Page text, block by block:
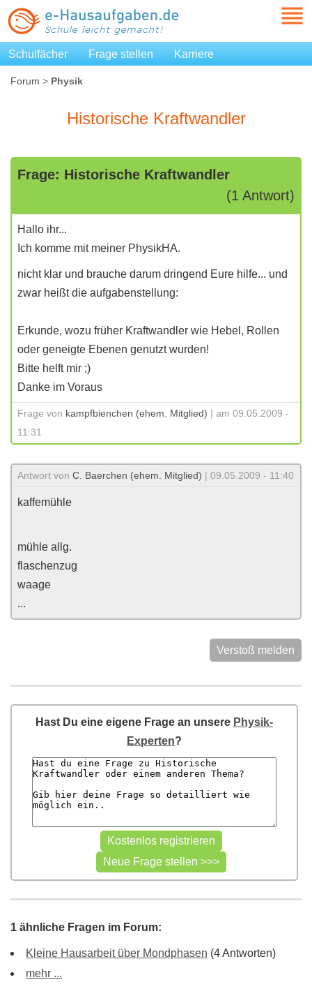
Schulfächer Frage stellen Karriere
Forum > Physik
Historische Kraftwandler
Frage: Historische Kraftwandler
(1 Antwort)
Hallo ihr...
Ich komme mit meiner PhysikHA.
nicht klar und brauche darum dringend Eure hilfe... und
zwar heißt die aufgabenstellung:
Erkunde, wozu früher Kraftwandler wie Hebel, Rollen
oder geneigte Ebenen genutzt wurden!
Bitte helft mir ;)
Danke im Voraus
Frage von kampfbienchen (ehem. Mitglied) | am 09.05.2009 -
11:31
Antwort von C. Baerchen (ehem. Mitglied) | 09.05.2009 - 11:40
kaffemühle
mühle allg.
flaschenzug
waage
...
Verstoß melden
Hast Du eine eigene Frage an unsere Physik-
Experten?
1 ähnliche Fragen im Forum:
Kleine Hausarbeit über Mondphasen (4 Antworten)
mehr ...